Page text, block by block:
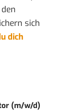
sich
dich
(m/w/d)